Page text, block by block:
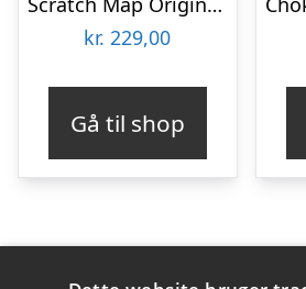
kr. 229,00
Gå til shop
Varekategorier